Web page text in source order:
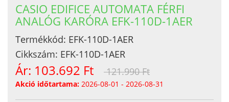
CASIO EDIFICE AUTOMATA FÉRFI
ANALÓG KARÓRA EFK-110D-1AER
Termékkód: EFK-110D-1AER
Cikkszám: EFK-110D-1AER
Ár: 103.692 Ft 121.990 Ft
Akció időtartama: 2026-08-01 - 2026-08-31